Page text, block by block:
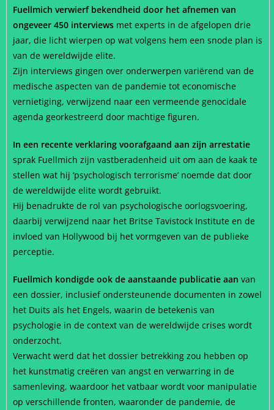
Fuellmich verwierf bekendheid door het afnemen van
ongeveer 450 interviews met experts in de afgelopen drie
jaar, die licht wierpen op wat volgens hem een snode plan is
van de wereldwijde elite.
Zijn interviews gingen over onderwerpen variërend van de
medische aspecten van de pandemie tot economische
vernietiging, verwijzend naar een vermeende genocidale
agenda georkestreerd door machtige figuren.
In een recente verklaring voorafgaand aan zijn arrestatie
sprak Fuellmich zijn vastberadenheid uit om aan de kaak te
stellen wat hij ‘psychologisch terrorisme’ noemde dat door
de wereldwijde elite wordt gebruikt.
Hij benadrukte de rol van psychologische oorlogsvoering,
daarbij verwijzend naar het Britse Tavistock Institute en de
invloed van Hollywood bij het vormgeven van de publieke
perceptie.
Fuellmich kondigde ook de aanstaande publicatie aan van
een dossier, inclusief ondersteunende documenten in zowel
het Duits als het Engels, waarin de betekenis van
psychologie in de context van de wereldwijde crises wordt
onderzocht.
Verwacht werd dat het dossier betrekking zou hebben op
het kunstmatig creëren van angst en verwarring in de
samenleving, waardoor het vatbaar wordt voor manipulatie
op verschillende fronten, waaronder de pandemie, de